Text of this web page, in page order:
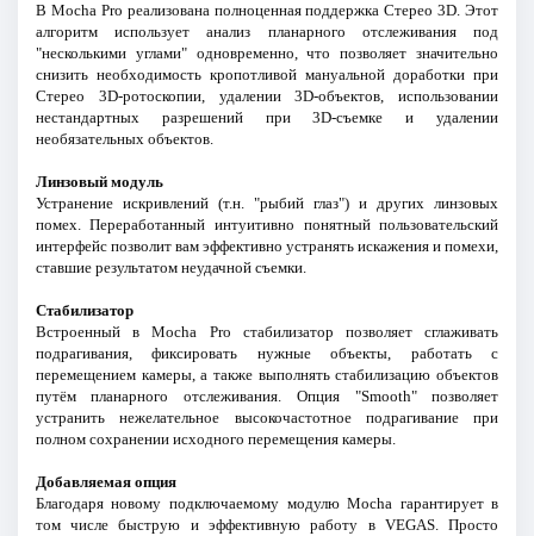
В Mocha Pro реализована полноценная поддержка Стерео 3D. Этот
алгоритм использует анализ планарного отслеживания под
"несколькими углами" одновременно, что позволяет значительно
снизить необходимость кропотливой мануальной доработки при
Стерео 3D-ротоскопии, удалении 3D-объектов, использовании
нестандартных разрешений при 3D-съемке и удалении
необязательных объектов.
Линзовый модуль
Устранение искривлений (т.н. "рыбий глаз") и других линзовых
помех. Переработанный интуитивно понятный пользовательский
интерфейс позволит вам эффективно устранять искажения и помехи,
ставшие результатом неудачной съемки.
Стабилизатор
Встроенный в Mocha Pro стабилизатор позволяет сглаживать
подрагивания, фиксировать нужные объекты, работать с
перемещением камеры, а также выполнять стабилизацию объектов
путём планарного отслеживания. Опция "Smooth" позволяет
устранить нежелательное высокочастотное подрагивание при
полном сохранении исходного перемещения камеры.
Добавляемая опция
Благодаря новому подключаемому модулю Mocha гарантирует в
том числе быструю и эффективную работу в VEGAS. Просто